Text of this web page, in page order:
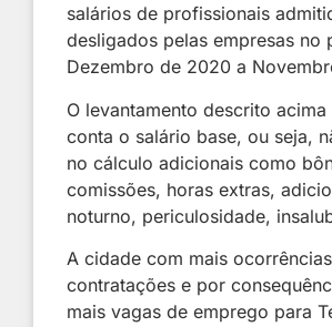
salários de profissionais
desligados pelas empresas no
Dezembro de 2020 a
O levantamento descrito acima
conta o salário base, ou seja,
no cálculo adicionais como
comissões, horas extras,
noturno, periculosidade,
A cidade com mais
contratações e por
mais vagas de emprego para